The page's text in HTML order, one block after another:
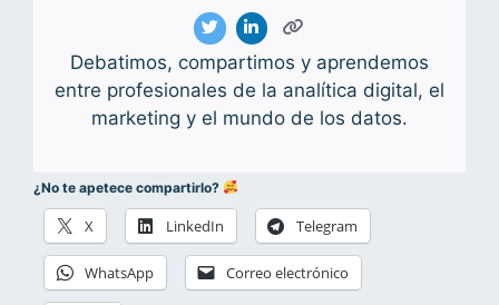
Debatimos, compartimos y aprendemos
entre profesionales de la analítica digital, el
marketing y el mundo de los datos.
¿No te apetece compartirlo?
X LinkedIn Telegram
WhatsApp Correo electrónico